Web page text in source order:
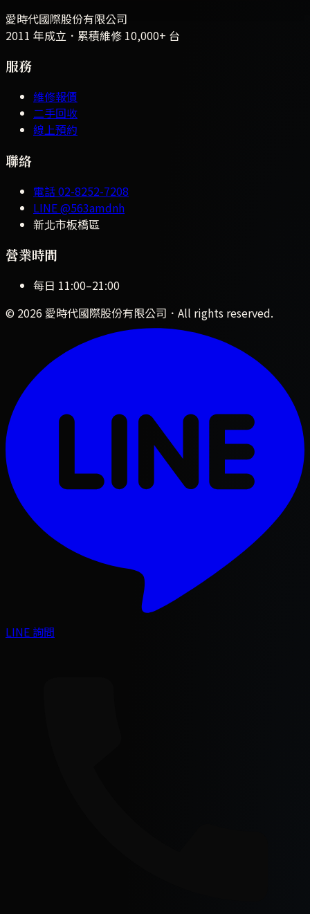
愛時代國際股份有限公司
2011 年成立．累積維修 10,000+ 台
服務
維修報價
二手回收
線上預約
聯絡
電話02-8252-7208
LINE@563amdnh
新北市板橋區
營業時間
每日 11:00–21:00
© 2026 愛時代國際股份有限公司 ．All rights reserved.
LINE 詢問